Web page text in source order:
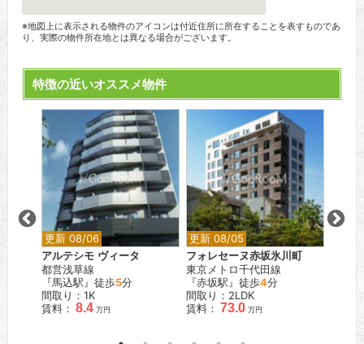
※地図上に表示される物件のアイコンは付近住所に所在することを表すものであ
り、実際の物件所在地とは異なる場合がございます。
特徴の近いオススメ物件
更新 08/06
アルテシモ ヴィータ
都営浅草線
『馬込駅』徒歩5分
間取り：1K
賃料： 8.4 万円
更新 08/05
フォレセーヌ赤坂氷川町
東京メトロ千代田線
『赤坂駅』徒歩4分
間取り：2LDK
賃料： 73.0 万円